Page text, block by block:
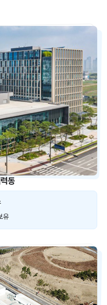
동
유